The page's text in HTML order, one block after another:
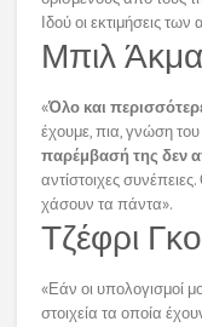
Ιδού οι εκτιμήσεις
Μπιλ
«Όλο και
έχουμε, πια, γνώση
παρέμβασή της δεν
αντίστοιχες
χάσουν τα πάντα».
Τζέφρι
«Εάν οι υπολογισμοί
στοιχεία τα οποία